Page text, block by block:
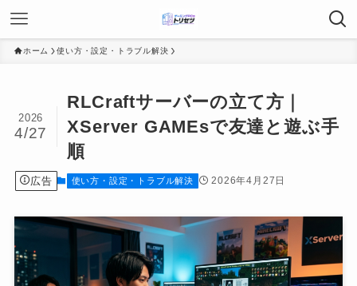
ホーム 使い方・設定・トラブル解決
RLCraftサーバーの立て方｜
XServer GAMEsで友達と遊ぶ手
順
2026
4/27
広告 使い方・設定・トラブル解決 2026年4月27日